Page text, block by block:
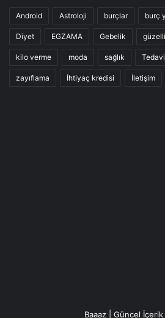
Android Astroloji burçlar burç
Diyet EGZAMA Gebelik
kilo verme moda sağlık Tedavi
zayıflama İhtiyaç kredisi İletişim
Baaaz | Güncel